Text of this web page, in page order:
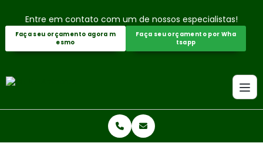
Entre em contato com um de nossos especialistas!
Faça seu orçamento agora m
esmo
Faça seu orçamento por Wha
tsapp